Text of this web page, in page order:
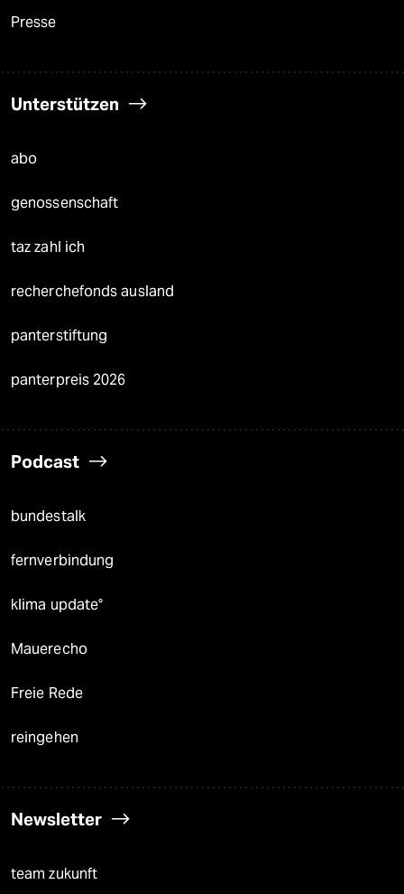
Presse
Unterstützen
abo
genossenschaft
taz zahl ich
recherchefonds ausland
panterstiftung
panterpreis 2026
Podcast
bundestalk
fernverbindung
klima update°
Mauerecho
Freie Rede
reingehen
Newsletter
team zukunft